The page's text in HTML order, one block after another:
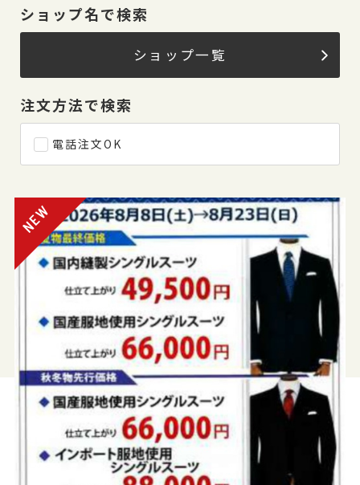
ショップ名で検索
ショップ一覧
注文方法で検索
電話注文OK